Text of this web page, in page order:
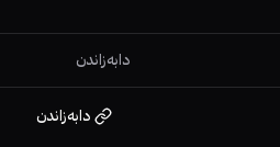
دابەزاندن
دابەزاندن